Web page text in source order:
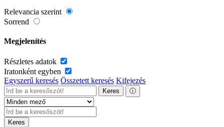
Relevancia szerint
Sorrend
Megjelenítés
Részletes adatok
Iratonként egyben
Egyszerű keresés Összetett keresés Kifejezés
Keres ⓘ
Keres